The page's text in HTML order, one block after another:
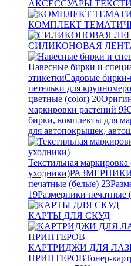
АКСЕССУАРЫ
КОМПЛЕКТ
СИЛИКОНОВАЯ
Навесные бирки и
этикеткиСадовые бирки-
петельки для
цветные (color) 20
маркировки растений 9
бирки, комплекты для
для автопокрышек,
Текстильная
уходники)
печатные (белые) 23
19Размерники печатные
КАРТЫ ДЛЯ СКУД
КАРТРИДЖИ ДЛЯ
ПРИНТЕРОВТонер-